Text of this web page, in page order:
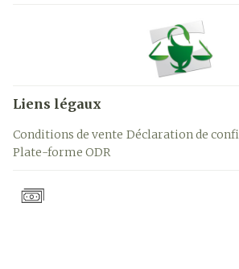
Liens légaux
Conditions de vente Déclaration de
Plate-forme ODR